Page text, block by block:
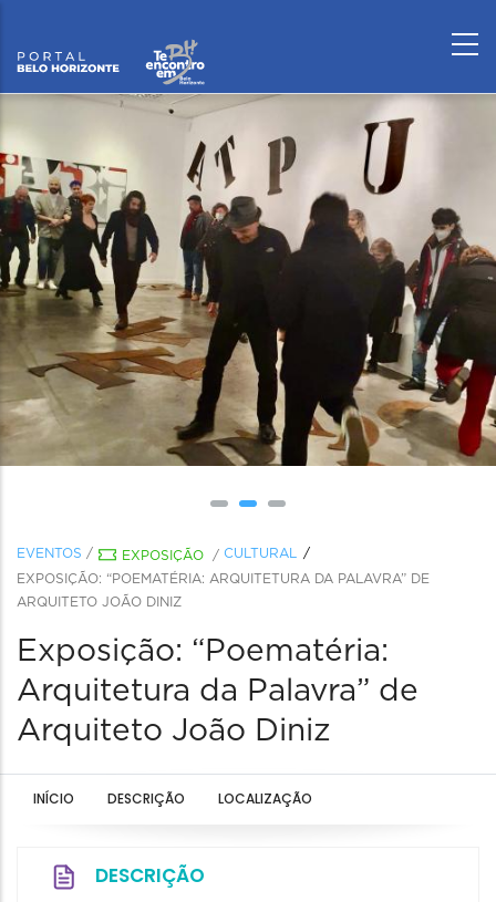
EVENTOS / EXPOSIÇÃO / CULTURAL
EXPOSIÇÃO: “POEMATÉRIA: ARQUITETURA DA PALAVRA” DE
ARQUITETO JOÃO DINIZ
Exposição: “Poematéria:
Arquitetura da Palavra” de
Arquiteto João Diniz
INÍCIO DESCRIÇÃO LOCALIZAÇÃO
DESCRIÇÃO